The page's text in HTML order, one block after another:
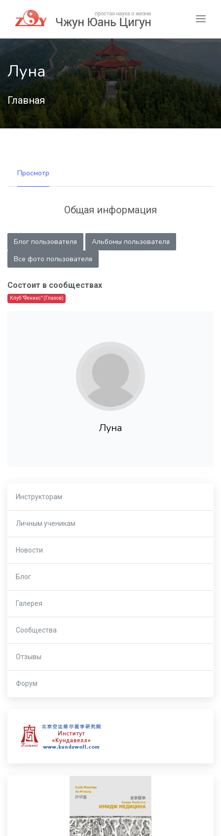
Луна
Главная
Просмотр
Общая информация
Блог пользователя
Альбомы пользователя
Все фото пользователя
Состоит в сообществах
Клуб "Феникс" (Глазов)
Луна
Инструкторам
Личным ученикам
Новости
Блог
Галерея
Сообщества
Отзывы
Форум